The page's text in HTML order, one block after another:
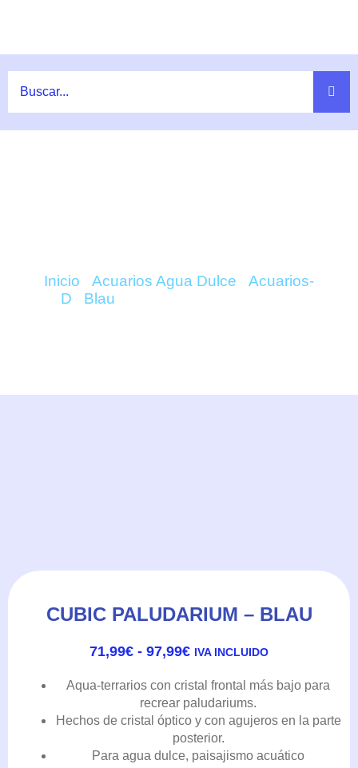
Inicio Acuarios Agua Dulce
Acuarios-
D
Blau
CUBIC PALUDARIUM – BLAU
71,99€ - 97,99€DE
DESDE
71,99€
HASTA
97,99€
IVA INCLUIDO
Aqua-terrarios con cristal frontal más bajo para
recrear paludariums.
Hechos de cristal óptico y con agujeros en la parte
posterior.
Para agua dulce, paisajismo acuático